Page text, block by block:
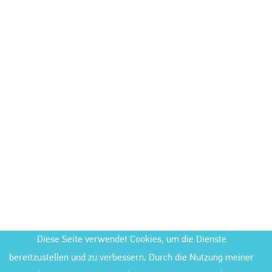
Diese Seite verwendet Cookies, um die Dienste
bereitzustellen und zu verbessern. Durch die Nutzung meiner